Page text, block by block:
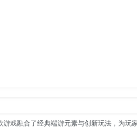
戏融合了经典端游元素与创新玩法，为玩